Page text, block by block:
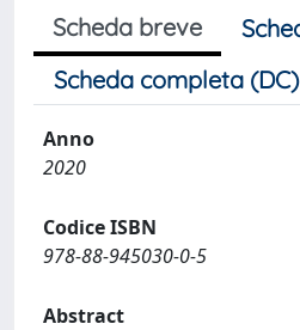
Scheda breve
Scheda completa (DC)
Anno
2020
Codice ISBN
978-88-945030-0-5
Abstract